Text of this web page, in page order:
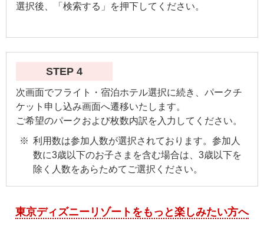
選択後、「検索する」を押下してください。
STEP 4
次画面でフライト・宿泊ホテル選択に続き、パークチ
ケット申し込み画面へ遷移いたします。
ご希望のパークおよび枚数内訳を入力してください。
利用数は参加人数が選択されております。参加人
数に3歳以下のお子さまを含む場合は、3歳以下を
除く人数をあらためてご選択ください。
東京ディズニーリゾートをもっと楽しみたい方へ